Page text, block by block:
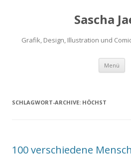
Sascha
Grafik, Design, Illustration und
Menü
SCHLAGWORT-ARCHIVE: HÖCHST
100 verschiedene